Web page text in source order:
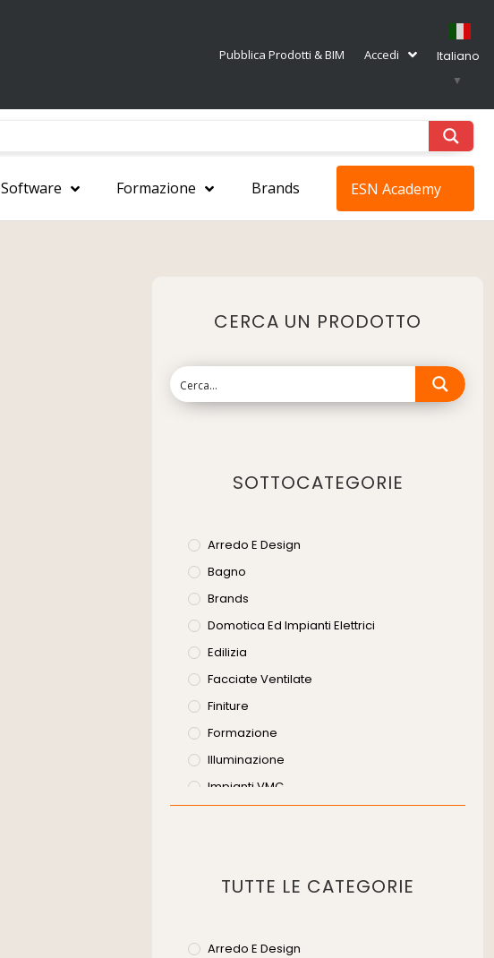
Pubblica Prodotti & BIM Accedi
Italiano
▼
Software Formazione Brands ESN Academy
CERCA UN PRODOTTO
SOTTOCATEGORIE
Arredo E Design
Bagno
Brands
Domotica Ed Impianti Elettrici
Edilizia
Facciate Ventilate
Finiture
Formazione
Illuminazione
Impianti VMC
Risanamento E Restauro
Servizi
TUTTE LE CATEGORIE
Arredo E Design